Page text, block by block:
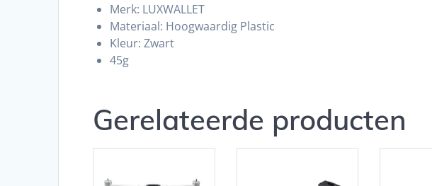
Merk: LUXWALLET
Materiaal: Hoogwaardig Plastic
Kleur: Zwart
45g
Gerelateerde producten